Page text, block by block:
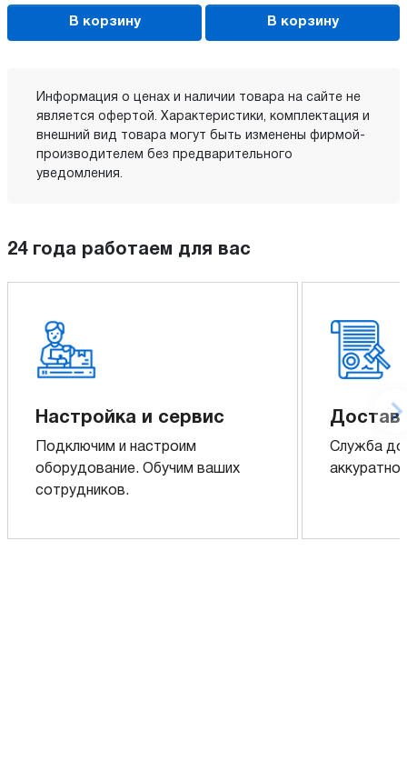
В корзину В корзину
Информация о ценах и наличии товара на сайте не
является офертой. Характеристики, комплектация и
внешний вид товара могут быть изменены фирмой-
производителем без предварительного
уведомления.
24 года работаем для вас
Настройка и сервис
Подключим и настроим
оборудование. Обучим ваших
сотрудников.
Служба
аккуратно